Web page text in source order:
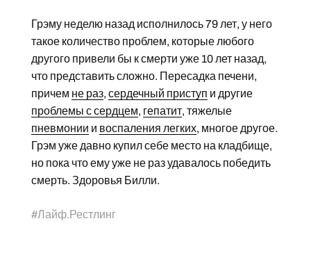
Грэму неделю назад исполнилось 79 лет, у него
такое количество проблем, которые любого
другого привели бы к смерти уже 10 лет назад,
что представить сложно. Пересадка печени,
причем не раз, сердечный приступ и другие
проблемы с сердцем, гепатит, тяжелые
пневмонии и воспаления легких, многое другое.
Грэм уже давно купил себе место на кладбище,
но пока что ему уже не раз удавалось победить
смерть. Здоровья Билли.
#Лайф.Рестлинг